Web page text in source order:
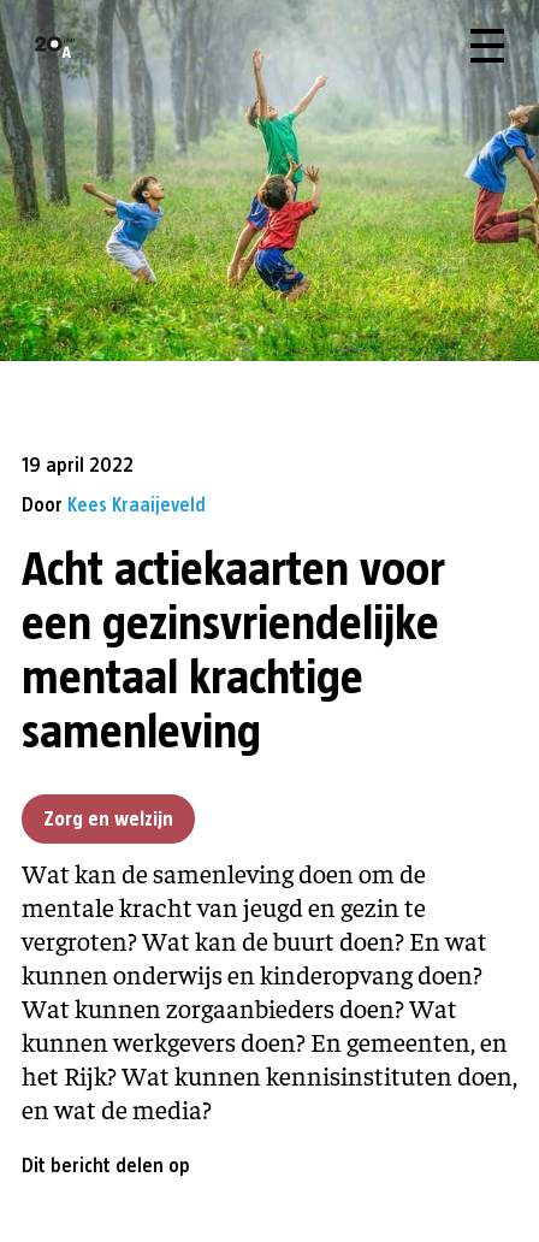
19 april 2022
Door Kees Kraaijeveld
Acht actiekaarten voor
een gezinsvriendelijke
mentaal krachtige
samenleving
Zorg en welzijn
Wat kan de samenleving doen om de
mentale kracht van jeugd en gezin te
vergroten? Wat kan de buurt doen? En wat
kunnen onderwijs en kinderopvang doen?
Wat kunnen zorgaanbieders doen? Wat
kunnen werkgevers doen? En gemeenten, en
het Rijk? Wat kunnen kennisinstituten doen,
en wat de media?
Dit bericht delen op